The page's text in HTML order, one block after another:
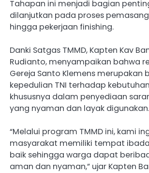
Tahapan ini menjadi bagian
dilanjutkan pada proses
hingga pekerjaan finishing.
Danki Satgas TMMD, Kapten Kav
Rudianto, menyampaikan bahwa
Gereja Santo Klemens merupakan
kepedulian TNI terhadap
khususnya dalam penyediaan
yang nyaman dan layak digunakan.
“Melalui program TMMD ini, kami
masyarakat memiliki tempat
baik sehingga warga dapat
aman dan nyaman,” ujar Kapten